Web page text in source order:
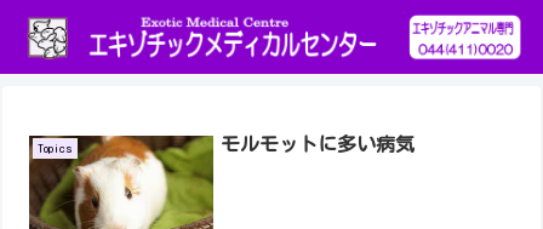
Topics モルモットに多い病気